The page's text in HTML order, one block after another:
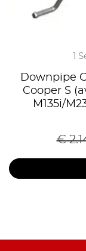
1
Downpipe
Cooper S
M135i/
€